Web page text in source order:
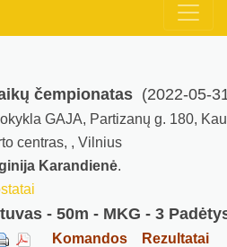
čempionatas (2022-05-
GAJA, Partizanų g. 180,
centras, , Vilnius
Karandienė.
- 50m - MKG - 3
Komandos Rezultatai